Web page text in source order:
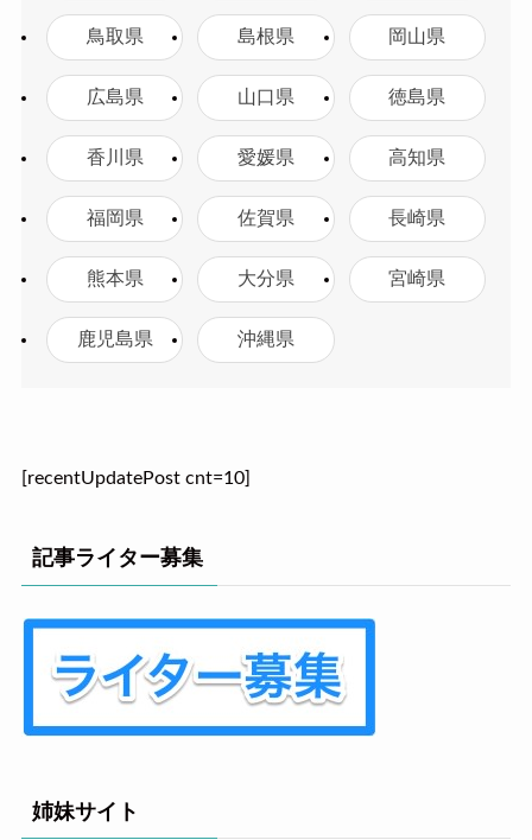
鳥取県 島根県 岡山県
広島県 山口県 徳島県
香川県 愛媛県 高知県
福岡県 佐賀県 長崎県
熊本県 大分県 宮崎県
鹿児島県 沖縄県
[recentUpdatePost cnt=10]
記事ライター募集
姉妹サイト